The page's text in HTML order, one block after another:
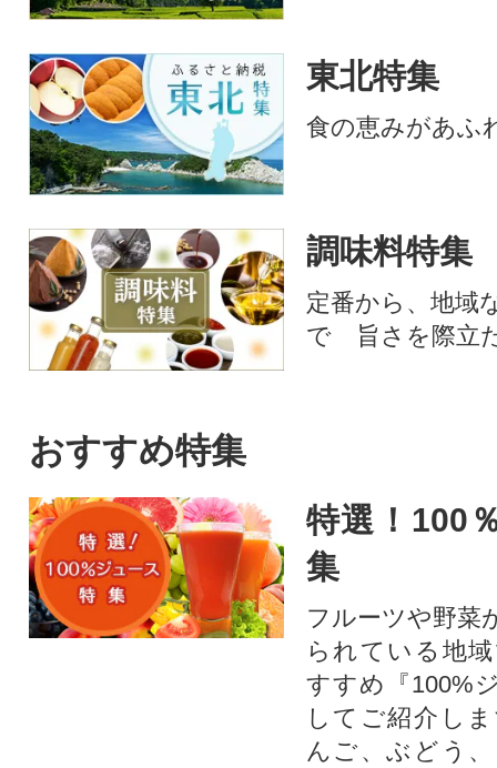
東北特集
食の恵みがあふ
調味料特集
定番から、地域
で 旨さを際立
おすすめ特集
特選！100
集
フルーツや野菜
られている地
すすめ『100%
してご紹介し
んご、ぶどう